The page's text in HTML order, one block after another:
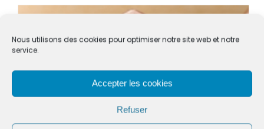
Nous utilisons des cookies pour optimiser notre site web et notre
service.
Accepter les cookies
Refuser